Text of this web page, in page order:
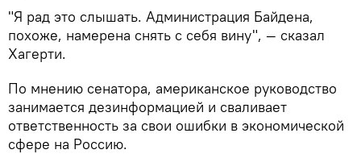
"Я рад это слышать. Администрация Байдена,
похоже, намерена снять с себя вину", — сказал
Хагерти.
По мнению сенатора, американское руководство
занимается дезинформацией и сваливает
ответственность за свои ошибки в экономической
сфере на Россию.